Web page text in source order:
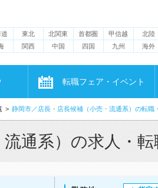
東北 北関東 首都圏 甲信越
北陸
関西 中国 四国 九州 海外
転職フェア・イベント
静岡市／店長・店長候補（小売・流通系）の転職
通系）の求人・